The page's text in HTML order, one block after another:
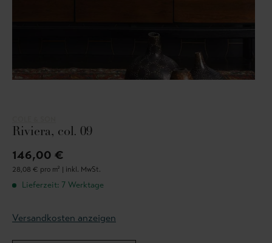
Riviera, col. 09
146,00 €
28,08 € pro m² | inkl. MwSt.
Lieferzeit: 7 Werktage
Versandkosten anzeigen